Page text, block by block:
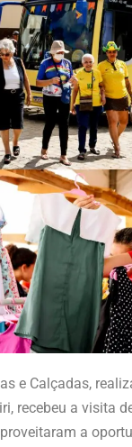
e Calçadas,
recebeu a visita
a